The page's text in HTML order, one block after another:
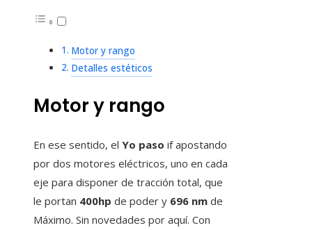
Motor y rango
Detalles estéticos
Motor y rango
En ese sentido, el Yo paso if apostando
por dos motores eléctricos, uno en cada
eje para disponer de tracción total, que
le portan 400hp de poder y 696 nm de
Máximo. Sin novedades por aquí. Con